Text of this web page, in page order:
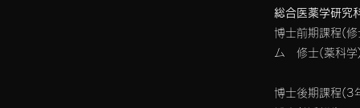
総合医薬学研
博士前期課程(
ム 修士(薬科学
博士後期課程